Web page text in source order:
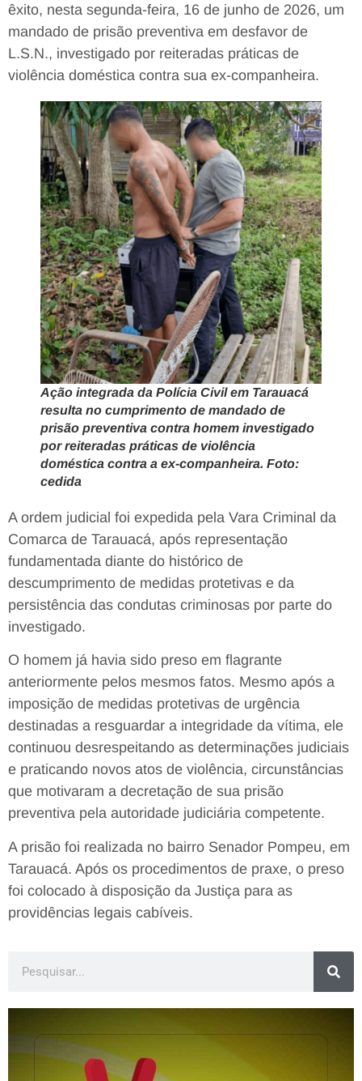
êxito, nesta segunda-feira, 16 de junho de 2026, um
mandado de prisão preventiva em desfavor de
L.S.N., investigado por reiteradas práticas de
violência doméstica contra sua ex-companheira.
Ação integrada da Polícia Civil em Tarauacá
resulta no cumprimento de mandado de
prisão preventiva contra homem investigado
por reiteradas práticas de violência
doméstica contra a ex-companheira. Foto:
cedida
A ordem judicial foi expedida pela Vara Criminal da
Comarca de Tarauacá, após representação
fundamentada diante do histórico de
descumprimento de medidas protetivas e da
persistência das condutas criminosas por parte do
investigado.
O homem já havia sido preso em flagrante
anteriormente pelos mesmos fatos. Mesmo após a
imposição de medidas protetivas de urgência
destinadas a resguardar a integridade da vítima, ele
continuou desrespeitando as determinações judiciais
e praticando novos atos de violência, circunstâncias
que motivaram a decretação de sua prisão
preventiva pela autoridade judiciária competente.
A prisão foi realizada no bairro Senador Pompeu, em
Tarauacá. Após os procedimentos de praxe, o preso
foi colocado à disposição da Justiça para as
providências legais cabíveis.